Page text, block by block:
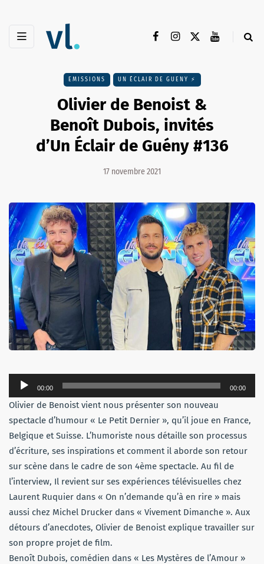
EMISSIONS UN ÉCLAIR DE GUENY ⚡️
Olivier de Benoist &
Benoît Dubois, invités
d’Un Éclair de Guény #136
17 novembre 2021
Lecteur
audio
00:00 00:00
Olivier de Benoist vient nous présenter son nouveau
spectacle d’humour « Le Petit Dernier », qu’il joue en France,
Belgique et Suisse. L’humoriste nous détaille son processus
d’écriture, ses inspirations et comment il aborde son retour
sur scène dans le cadre de son 4ème spectacle. Au fil de
l’interview, Il revient sur ses expériences télévisuelles chez
Laurent Ruquier dans « On n’demande qu’à en rire » mais
aussi chez Michel Drucker dans « Vivement Dimanche ». Aux
détours d’anecdotes, Olivier de Benoist explique travailler sur
son propre projet de film.
Benoît Dubois, comédien dans « Les Mystères de l’Amour »